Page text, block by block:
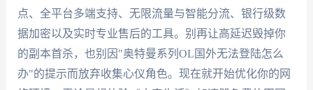
点、全平台多端支持、无限流量与智能分流、银行级数
据加密以及实时专业售后的工具。别再让高延迟毁掉你
的副本首杀，也别因"奥特曼系列OL国外无法登陆怎么
办"的提示而放弃收集心仪角色。现在就开始优化你的网